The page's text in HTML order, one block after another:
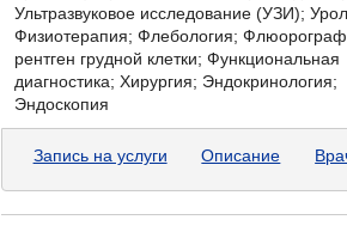
Ультразвуковое исследование (УЗИ);
Физиотерапия; Флебология;
рентген грудной клетки; Функциональная
диагностика; Хирургия; Эндокринология;
Эндоскопия
Запись на услуги Описание